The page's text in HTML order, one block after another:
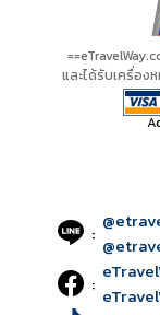
และได้รับเครื่อง
:
: